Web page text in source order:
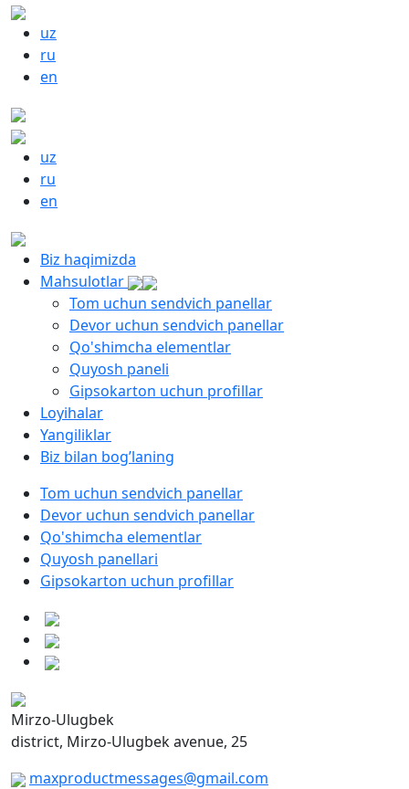
uz
ru
en
uz
ru
en
Biz haqimizda
Mahsulotlar
Tom uchun sendvich panellar
Devor uchun sendvich panellar
Qo'shimcha elementlar
Quyosh paneli
Gipsokarton uchun profillar
Loyihalar
Yangiliklar
Biz bilan bog’laning
Tom uchun sendvich panellar
Devor uchun sendvich panellar
Qo'shimcha elementlar
Quyosh panellari
Gipsokarton uchun profillar
Mirzo-Ulugbek
district, Mirzo-Ulugbek avenue, 25
maxproductmessages@gmail.com